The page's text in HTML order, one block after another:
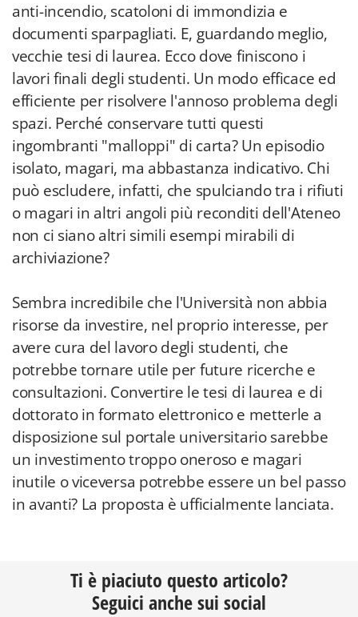
anti-incendio, scatoloni di immondizia e
documenti sparpagliati. E, guardando meglio,
vecchie tesi di laurea. Ecco dove finiscono i
lavori finali degli studenti. Un modo efficace ed
efficiente per risolvere l'annoso problema degli
spazi. Perché conservare tutti questi
ingombranti "malloppi" di carta? Un episodio
isolato, magari, ma abbastanza indicativo. Chi
può escludere, infatti, che spulciando tra i rifiuti
o magari in altri angoli più reconditi dell'Ateneo
non ci siano altri simili esempi mirabili di
archiviazione?
Sembra incredibile che l'Università non abbia
risorse da investire, nel proprio interesse, per
avere cura del lavoro degli studenti, che
potrebbe tornare utile per future ricerche e
consultazioni. Convertire le tesi di laurea e di
dottorato in formato elettronico e metterle a
disposizione sul portale universitario sarebbe
un investimento troppo oneroso e magari
inutile o viceversa potrebbe essere un bel passo
in avanti? La proposta è ufficialmente lanciata.
Ti è piaciuto questo articolo?
Seguici anche sui social